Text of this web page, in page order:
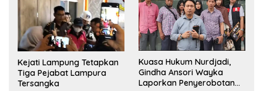
Kejati Lampung Tetapkan
Tiga Pejabat Lampura
Tersangka
Kuasa Hukum Nurdjadi,
Gindha Ansori Wayka
Laporkan Penyerobotan